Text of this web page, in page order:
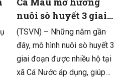
sinh mùi hôi và làm rõ
nguyên nhân vụ việc.
nuôi sò huyết 3 giai
đoạn hiệu quả
(TSVN) – Những năm gần
đây, mô hình nuôi sò huyết 3
giai đoạn được nhiều hộ tại
xã Cá Nước áp dụng, giúp